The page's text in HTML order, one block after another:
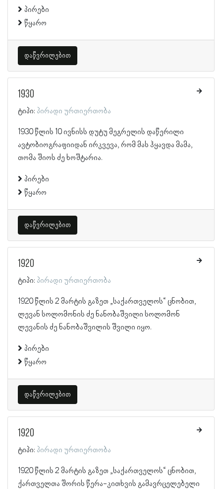
პირები
წყარო
დაწვრილებით
1930
ტიპი: პირადი ურთიერთობა
1930 წლის 10 ივნისს დუტუ მეგრელის დაწერილი
ავტობიოგრაფიიდან ირკვევა, რომ მას ჰყავდა მამა,
თომა შიოს ძე ხოშტარია.
პირები
წყარო
დაწვრილებით
1920
ტიპი: პირადი ურთიერთობა
1920 წლის 2 მარტის გაზეთ „საქართველოს“ ცნობით,
ლევან სოლომონის ძე ნანობაშვილი სოლომონ
ლევანის ძე ნანობაშვილის შვილი იყო.
პირები
წყარო
დაწვრილებით
1920
ტიპი: პირადი ურთიერთობა
1920 წლის 2 მარტის გაზეთ „საქართველოს“ ცნობით,
ქართველთა შორის წერა-კითხვის გამავრცელებელი